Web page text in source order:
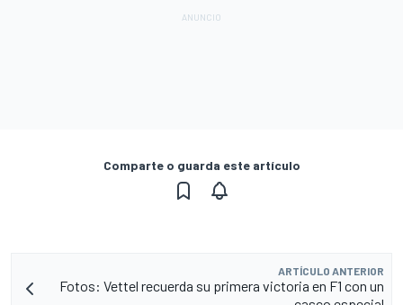
Comparte o guarda este artículo
ARTÍCULO ANTERIOR
Fotos: Vettel recuerda su primera victoria en F1 con un